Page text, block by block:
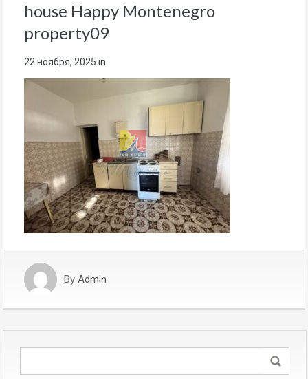
house Happy Montenegro
property09
22 ноября, 2025 in
By Admin